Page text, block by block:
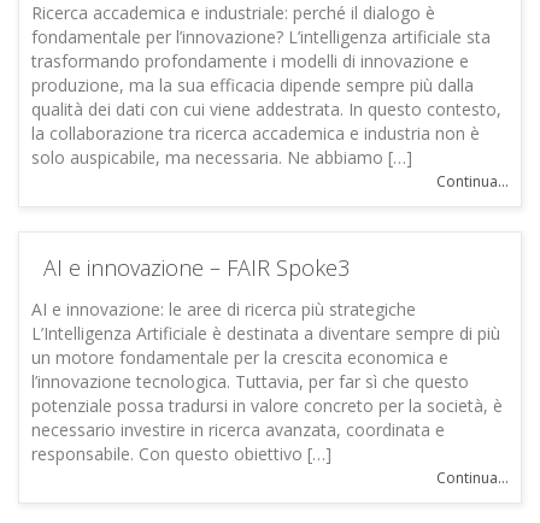
Ricerca accademica e industriale: perché il dialogo è
fondamentale per l’innovazione? L’intelligenza artificiale sta
trasformando profondamente i modelli di innovazione e
produzione, ma la sua efficacia dipende sempre più dalla
qualità dei dati con cui viene addestrata. In questo contesto,
la collaborazione tra ricerca accademica e industria non è
solo auspicabile, ma necessaria. Ne abbiamo […]
Continua...
AI e innovazione – FAIR Spoke3
AI e innovazione: le aree di ricerca più strategiche
L’Intelligenza Artificiale è destinata a diventare sempre di più
un motore fondamentale per la crescita economica e
l’innovazione tecnologica. Tuttavia, per far sì che questo
potenziale possa tradursi in valore concreto per la società, è
necessario investire in ricerca avanzata, coordinata e
responsabile. Con questo obiettivo […]
Continua...